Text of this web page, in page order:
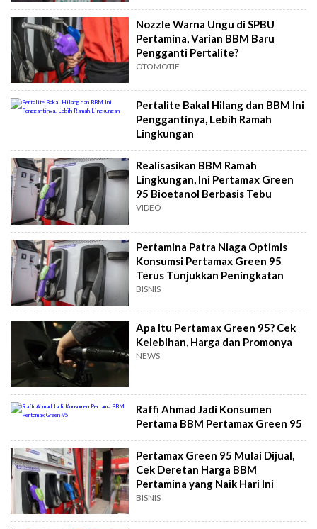
Nozzle Warna Ungu di SPBU
Pertamina, Varian BBM Baru
Pengganti Pertalite?
OTOMOTIF
Pertalite Bakal Hilang dan BBM Ini
Penggantinya, Lebih Ramah
Lingkungan
Realisasikan BBM Ramah
Lingkungan, Ini Pertamax Green
95 Bioetanol Berbasis Tebu
VIDEO
Pertamina Patra Niaga Optimis
Konsumsi Pertamax Green 95
Terus Tunjukkan Peningkatan
BISNIS
Apa Itu Pertamax Green 95? Cek
Kelebihan, Harga dan Promonya
NEWS
Raffi Ahmad Jadi Konsumen
Pertama BBM Pertamax Green 95
Pertamax Green 95 Mulai Dijual,
Cek Deretan Harga BBM
Pertamina yang Naik Hari Ini
BISNIS